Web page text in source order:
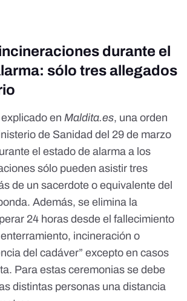
durante el
sólo tres allegados
en Maldita.es, una orden
de Sanidad del 29 de marzo
el estado de alarma a los
sólo pueden asistir tres
de un sacerdote o equivalente del
Además, se elimina la
24 horas desde el fallecimiento
incineración o
del cadáver” excepto en casos
Para estas ceremonias se debe
distintas personas una distancia